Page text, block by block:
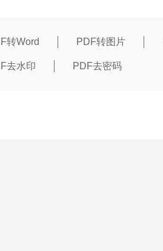
转Word PDF转图片
去水印 PDF去密码